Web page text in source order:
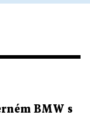
BMW s